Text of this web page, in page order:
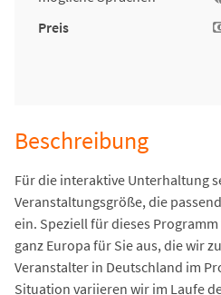
Preis
Beschreibung
Für die interaktive Unterhaltung
Veranstaltungsgröße, die
ein. Speziell für dieses
ganz Europa für Sie aus, die wir
Veranstalter in Deutschland im
Situation variieren wir im Laufe